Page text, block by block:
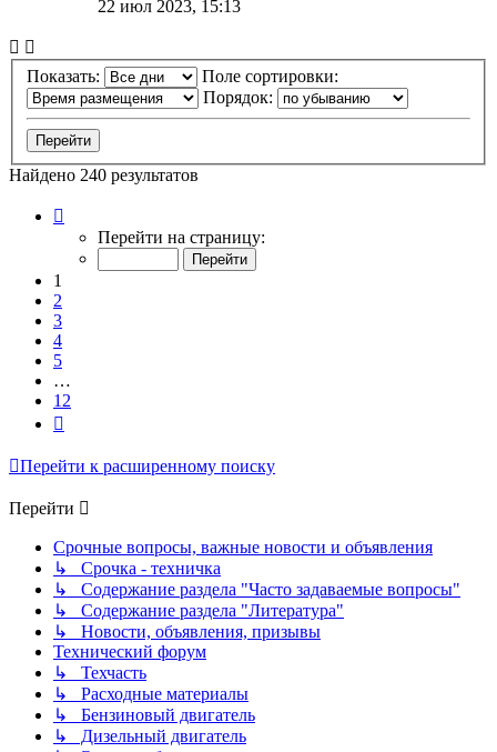
22 июл 2023, 15:13
Показать:
Поле сортировки:
Порядок:
Найдено 240 результатов
Перейти на страницу:
1
2
3
4
5
…
12
Перейти к расширенному поиску
Перейти
Срочные вопросы, важные новости и объявления
↳ Срочка - техничка
↳ Содержание раздела "Часто задаваемые вопросы"
↳ Содержание раздела "Литература"
↳ Новости, объявления, призывы
Технический форум
↳ Техчасть
↳ Расходные материалы
↳ Бензиновый двигатель
↳ Дизельный двигатель